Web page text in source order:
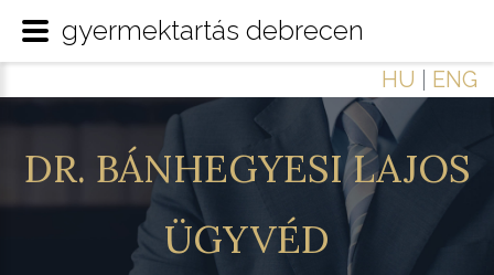
HU ENG
DR. BÁNHEGYESI LAJOS
ÜGYVÉD
gyermektartás debrecen